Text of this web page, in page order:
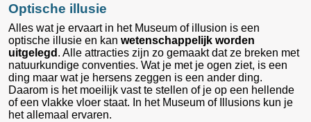
Optische illusie
Alles wat je ervaart in het Museum of iIlusion is een
optische illusie en kan wetenschappelijk worden
uitgelegd . Alle attracties zijn zo gemaakt dat ze breken met
natuurkundige conventies. Wat je met je ogen ziet, is een
ding maar wat je hersens zeggen is een ander ding.
Daarom is het moeilijk vast te stellen of je op een hellende
of een vlakke vloer staat. In het Museum of Illusions kun je
het allemaal ervaren.